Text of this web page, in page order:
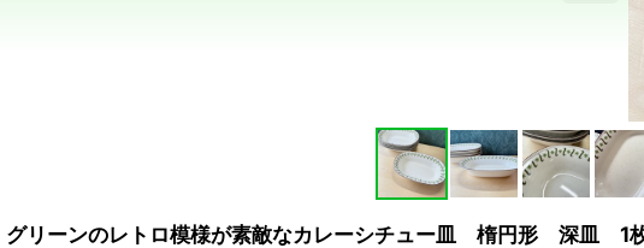
グリーンのレトロ模様が素敵なカレーシチュー皿 楕円形 深皿 1